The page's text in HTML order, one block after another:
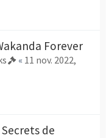
Forever
« 11 nov. 2022,
de